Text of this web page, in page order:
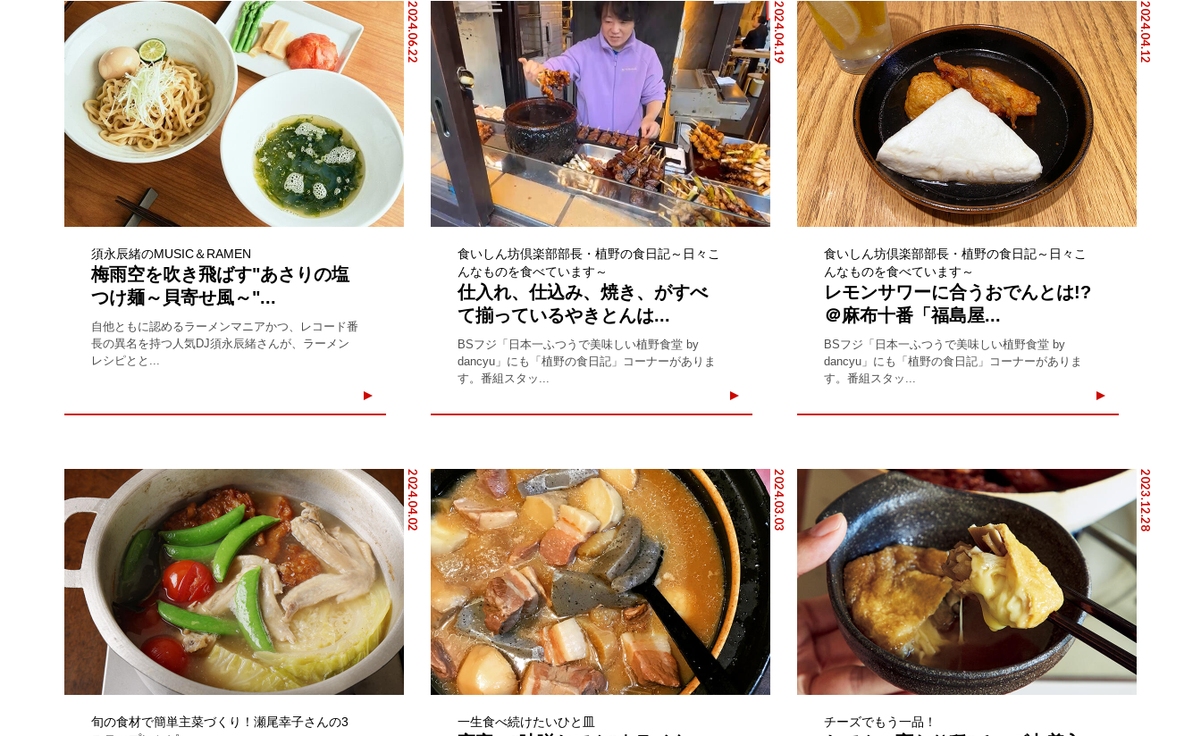
2024.06.22
須永辰緒のMUSIC＆RAMEN
梅雨空を吹き飛ばす"あさりの塩
つけ麺～貝寄せ風～"...
自他ともに認めるラーメンマニアかつ、レコード番
長の異名を持つ人気DJ須永辰緒さんが、ラーメン
レシピとと...
2024.04.19
食いしん坊倶楽部部長・植野の食日記～日々こ
んなものを食べています～
仕入れ、仕込み、焼き、がすべ
て揃っているやきとんは...
BSフジ「日本一ふつうで美味しい植野食堂 by
dancyu」にも「植野の食日記」コーナーがありま
す。番組スタッ...
2024.04.12
食いしん坊倶楽部部長・植野の食日記～日々こ
んなものを食べています～
レモンサワーに合うおでんとは!?
＠麻布十番「福島屋...
BSフジ「日本一ふつうで美味しい植野食堂 by
dancyu」にも「植野の食日記」コーナーがありま
す。番組スタッ...
2024.04.02
旬の食材で簡単主菜づくり！瀬尾幸子さんの3
2024.03.03
一生食べ続けたいひと皿
2023.12.28
チーズでもう一品！